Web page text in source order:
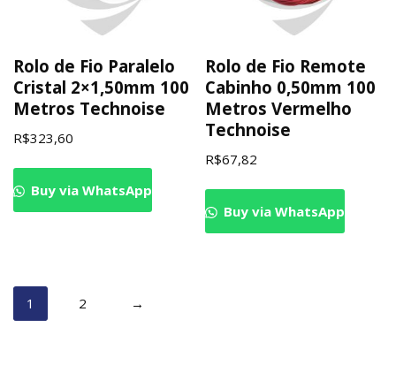
Rolo de Fio Paralelo
Cristal 2×1,50mm 100
Metros Technoise
R$323,60
Buy via WhatsApp
Rolo de Fio Remote
Cabinho 0,50mm 100
Metros Vermelho
Technoise
R$67,82
Buy via WhatsApp
1 2 →